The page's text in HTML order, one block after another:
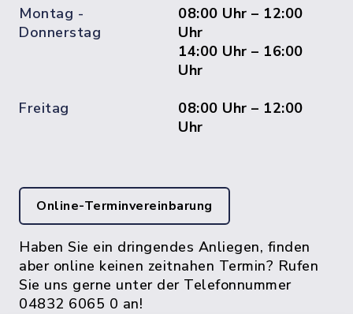
Montag -
Donnerstag
08:00 Uhr – 12:00
Uhr
14:00 Uhr – 16:00
Uhr
Freitag
08:00 Uhr – 12:00
Uhr
Online-Terminvereinbarung
Haben Sie ein dringendes Anliegen, finden
aber online keinen zeitnahen Termin? Rufen
Sie uns gerne unter der Telefonnummer
04832 6065 0 an!